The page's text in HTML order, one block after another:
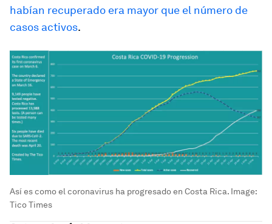
habían recuperado era mayor que el número de
casos activos.
Así es como el coronavirus ha progresado en Costa Rica. Image:
Tico Times